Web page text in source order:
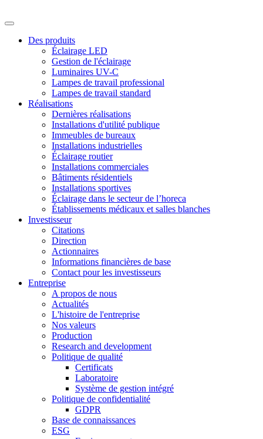
Des produits
Éclairage LED
Gestion de l'éclairage
Luminaires UV-C
Lampes de travail professional
Lampes de travail standard
Réalisations
Dernières réalisations
Installations d'utilité publique
Immeubles de bureaux
Installations industrielles
Éclairage routier
Installations commerciales
Bâtiments résidentiels
Installations sportives
Éclairage dans le secteur de l’horeca
Établissements médicaux et salles blanches
Investisseur
Citations
Direction
Actionnaires
Informations financières de base
Contact pour les investisseurs
Entreprise
A propos de nous
Actualités
L'histoire de l'entreprise
Nos valeurs
Production
Research and development
Politique de qualité
Certificats
Laboratoire
Système de gestion intégré
Politique de confidentialité
GDPR
Base de connaissances
ESG